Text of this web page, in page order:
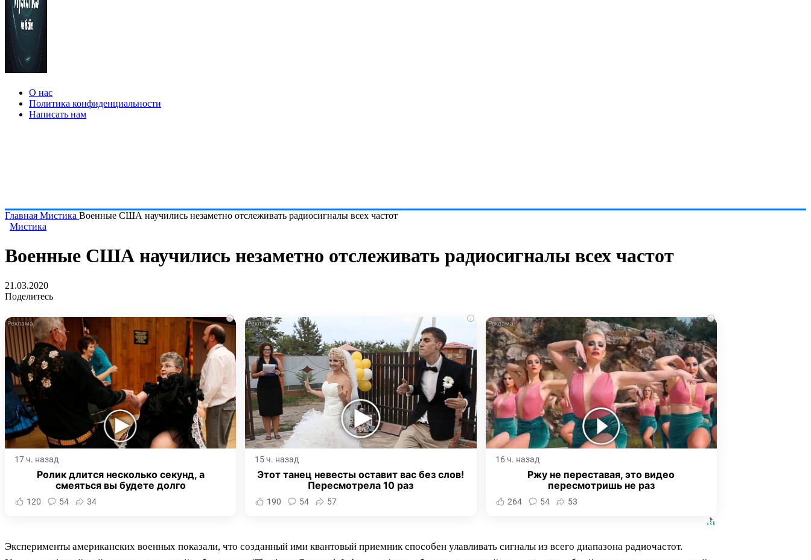
О нас
Политика конфиденциальности
Написать нам
Главная Мистика Военные США научились незаметно отслеживать радиосигналы всех частот
Мистика
Военные США научились незаметно отслеживать радиосигналы всех частот
21.03.2020
Поделитесь
i
17 ч. назад
Ролик длится несколько секунд, а
смеяться вы будете долго
120 54 34
i
15 ч. назад
Этот танец невесты оставит вас без слов!
Пересмотрела 10 раз
190 54 57
i
16 ч. назад
Ржу не переставая, это видео
пересмотришь не раз
264 54 53
Эксперименты американских военных показали, что созданный ими квантовый приемник способен улавливать сигналы из всего диапазона радиочастот.